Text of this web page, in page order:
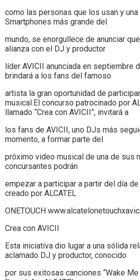
como las personas que los usan y
Smartphones más grande del
mundo, se enorgullece de anunciar
alianza con el DJ y productor
líder AVICII anunciada en septiembre
brindará a los fans del famoso
artista la gran oportunidad de
musical.El concurso patrocinado por
llamado “Crea con AVICII”, invitará a
los fans de AVICII, uno DJs más
momento, a formar parte del
próximo video musical de una de sus
concursantes podrán
empezar a participar a partir del día
creado por ALCATEL
ONETOUCH
Crea con AVICII
Esta iniciativa dio lugar a una sólida
aclamado DJ y productor, conocido
por sus exitosas canciones “Wake Me